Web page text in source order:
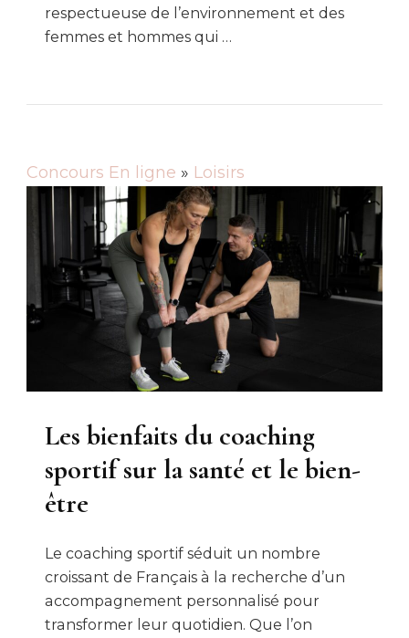
respectueuse de l’environnement et des
femmes et hommes qui …
Concours En ligne » Loisirs
Les bienfaits du coaching
sportif sur la santé et le bien-
être
Le coaching sportif séduit un nombre
croissant de Français à la recherche d’un
accompagnement personnalisé pour
transformer leur quotidien. Que l’on